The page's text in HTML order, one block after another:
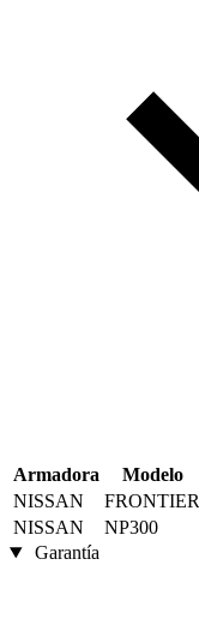
Armadora Modelo
NISSAN
FRONTIER
NISSAN
NP300
Garantía